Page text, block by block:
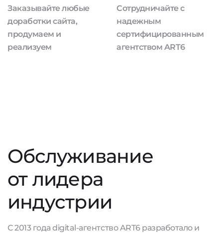
Заказывайте любые
доработки сайта,
продумаем и
реализуем
Сотрудничайте с
надежным
сертифицированным
агентством ART6
Обслуживание
от лидера
индустрии
С 2013 года digital-агентство ART6 разработало и